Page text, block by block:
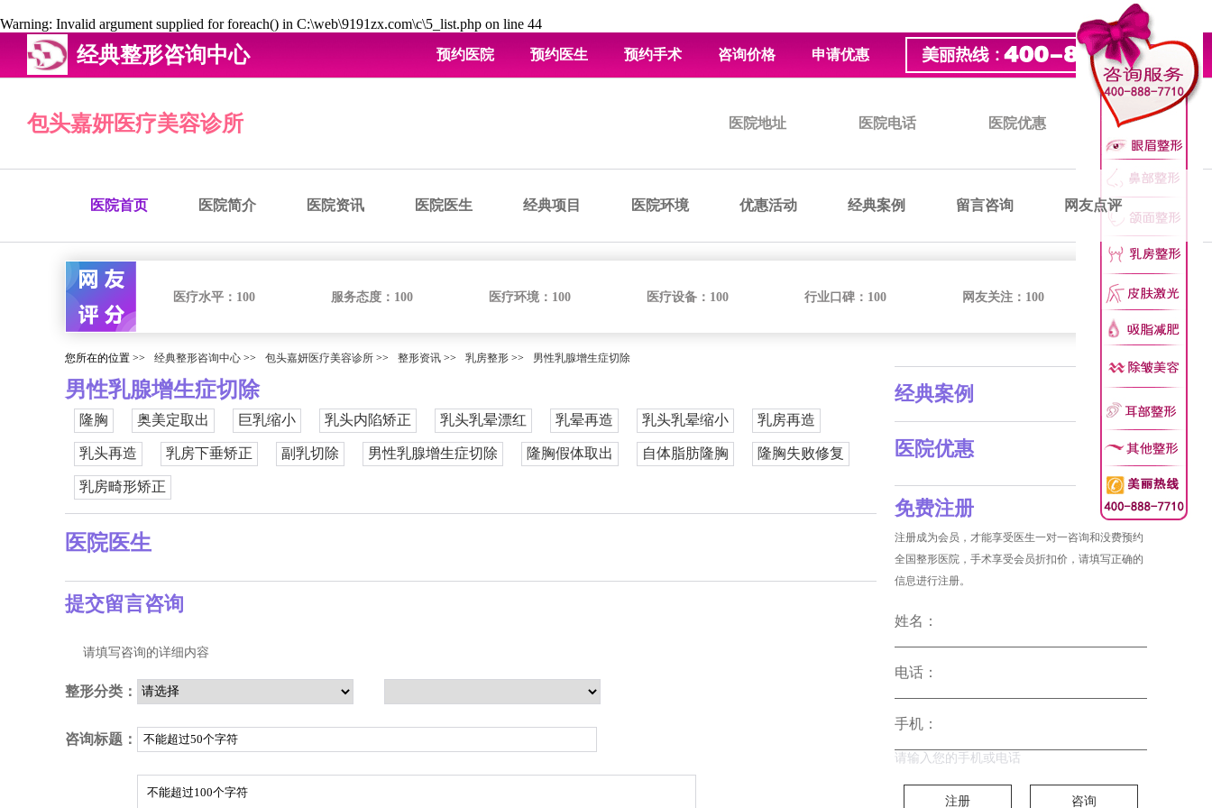
Warning: Invalid argument supplied for foreach() in C:\web\9191zx.com\c\5_list.php on line 44
经典整形咨询中心 预约医院 预约医生 预约手术 咨询价格 申请优惠
包头嘉妍医疗美容诊所 医院地址 医院电话 医院优惠 医院价格
医院首页 医院简介 医院资讯 医院医生 经典项目 医院环境 优惠活动 经典案例 留言咨询 网友点评
医疗水平： 100 服务态度： 100 医疗环境： 100 医疗设备： 100 行业口碑： 100 网友关注： 100
您所在的位置 >> 经典整形咨询中心 >> 包头嘉妍医疗美容诊所 >> 整形资讯 >> 乳房整形 >> 男性乳腺增生症切除
男性乳腺增生症切除
隆胸 奥美定取出 巨乳缩小 乳头内陷矫正 乳头乳晕漂红 乳晕再造 乳头乳晕缩小 乳房再造
乳头再造 乳房下垂矫正 副乳切除 男性乳腺增生症切除 隆胸假体取出 自体脂肪隆胸 隆胸失败修复
乳房畸形矫正
医院医生
提交留言咨询
请填写咨询的详细内容
整形分类：
咨询标题：
经典案例
医院优惠
免费注册
注册成为会员，才能享受医生一对一咨询和没费预约
全国整形医院，手术享受会员折扣价，请填写正确的
信息进行注册。
姓名：
电话：
手机：
请输入您的手机或电话
注册 咨询